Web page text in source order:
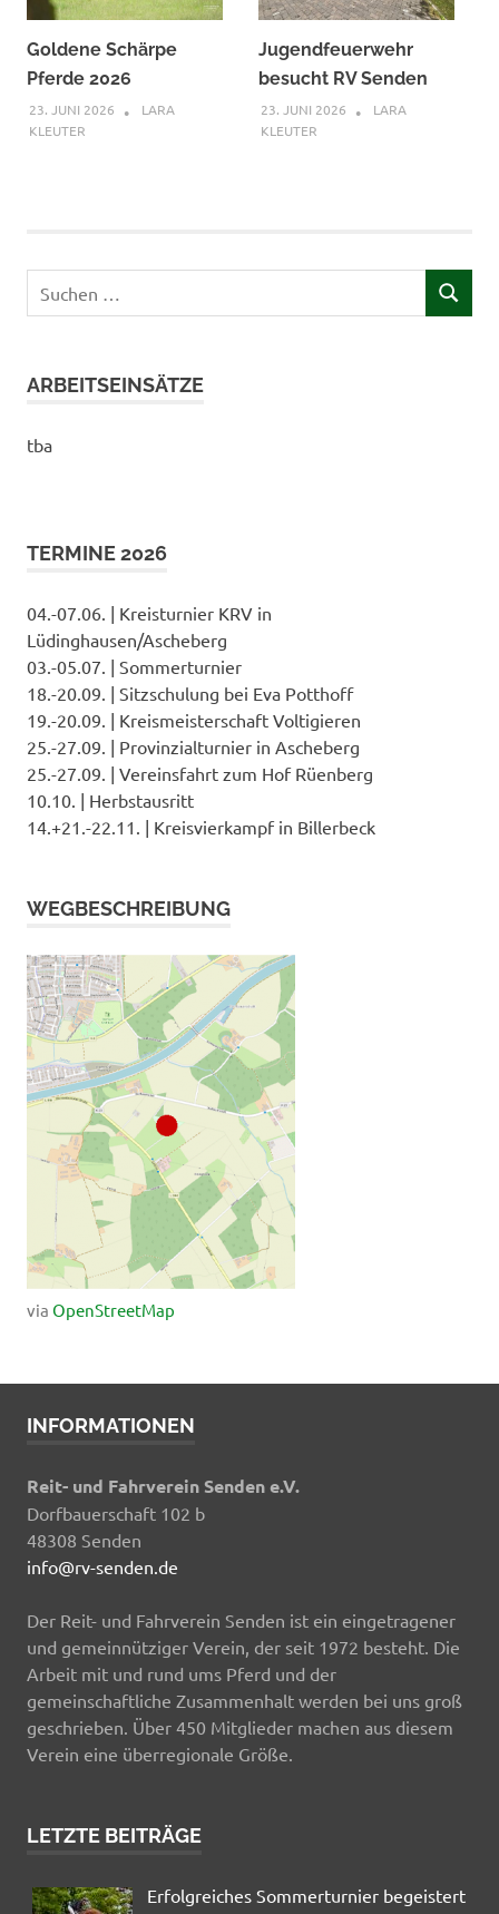
Goldene Schärpe
Pferde 2026
23. JUNI 2026
LARA
KLEUTER
Jugendfeuerwehr
besucht RV Senden
23. JUNI 2026
LARA
KLEUTER
nach:
SUCHEN
ARBEITSEINSÄTZE
tba
TERMINE 2026
04.-07.06. | Kreisturnier KRV in
Lüdinghausen/Ascheberg
03.-05.07. | Sommerturnier
18.-20.09. | Sitzschulung bei Eva Potthoff
19.-20.09. | Kreismeisterschaft Voltigieren
25.-27.09. | Provinzialturnier in Ascheberg
25.-27.09. | Vereinsfahrt zum Hof Rüenberg
10.10. | Herbstausritt
14.+21.-22.11. | Kreisvierkampf in Billerbeck
WEGBESCHREIBUNG
via OpenStreetMap
INFORMATIONEN
Reit- und Fahrverein Senden e.V.
Dorfbauerschaft 102 b
48308 Senden
info@rv-senden.de
Der Reit- und Fahrverein Senden ist ein eingetragener
und gemeinnütziger Verein, der seit 1972 besteht. Die
Arbeit mit und rund ums Pferd und der
gemeinschaftliche Zusammenhalt werden bei uns groß
geschrieben. Über 450 Mitglieder machen aus diesem
Verein eine überregionale Größe.
LETZTE BEITRÄGE
Erfolgreiches Sommerturnier begeistert